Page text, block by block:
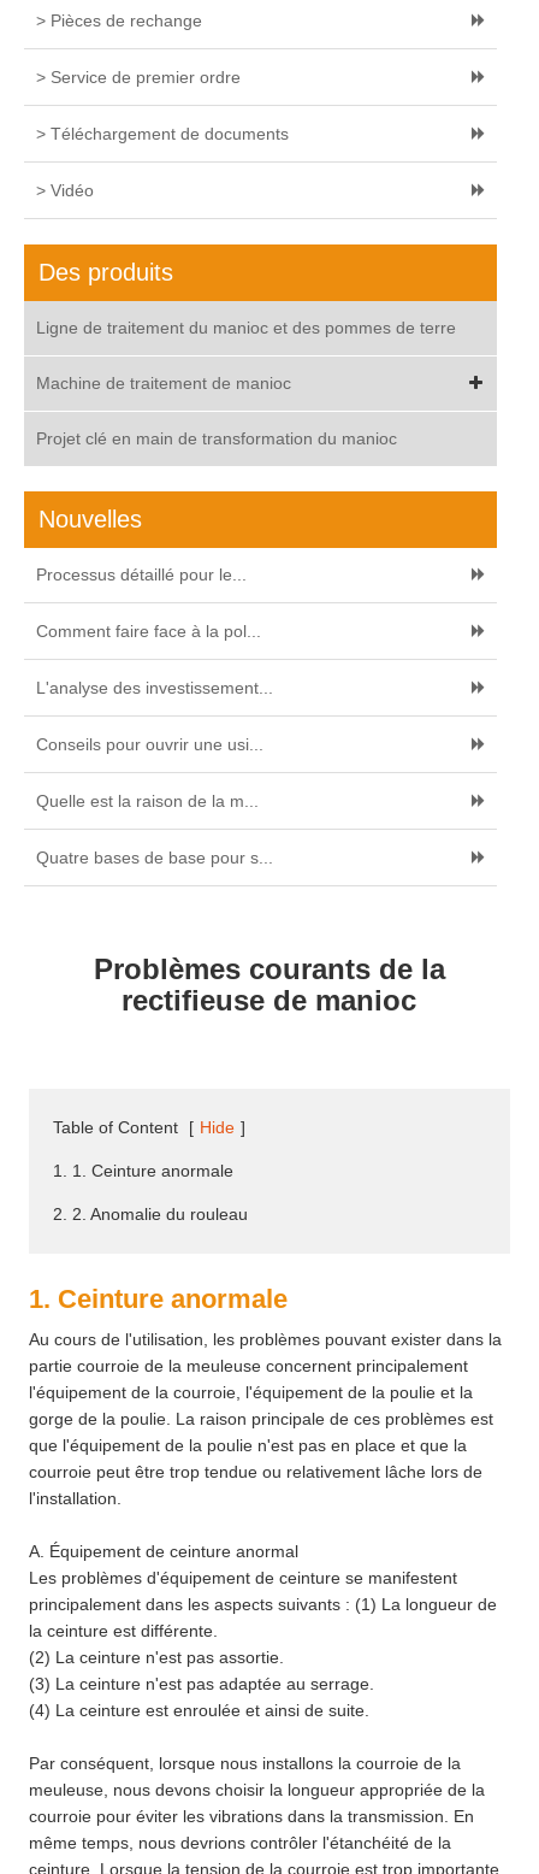
> Pièces de rechange
> Service de premier ordre
> Téléchargement de documents
> Vidéo
Des produits
Ligne de traitement du manioc et des pommes de terre
Machine de traitement de manioc
Projet clé en main de transformation du manioc
Nouvelles
Processus détaillé pour le...
Comment faire face à la pol...
L'analyse des investissement...
Conseils pour ouvrir une usi...
Quelle est la raison de la m...
Quatre bases de base pour s...
Problèmes courants de la
rectifieuse de manioc
Table of Content [ Hide ]
1. 1. Ceinture anormale
2. 2. Anomalie du rouleau
1. Ceinture anormale
Au cours de l'utilisation, les problèmes pouvant exister dans la
partie courroie de la meuleuse concernent principalement
l'équipement de la courroie, l'équipement de la poulie et la
gorge de la poulie. La raison principale de ces problèmes est
que l'équipement de la poulie n'est pas en place et que la
courroie peut être trop tendue ou relativement lâche lors de
l'installation.
A. Équipement de ceinture anormal
Les problèmes d'équipement de ceinture se manifestent
principalement dans les aspects suivants : (1) La longueur de
la ceinture est différente.
(2) La ceinture n'est pas assortie.
(3) La ceinture n'est pas adaptée au serrage.
(4) La ceinture est enroulée et ainsi de suite.
Par conséquent, lorsque nous installons la courroie de la
meuleuse, nous devons choisir la longueur appropriée de la
courroie pour éviter les vibrations dans la transmission. En
même temps, nous devrions contrôler l'étanchéité de la
ceinture. Lorsque la tension de la courroie est trop importante,